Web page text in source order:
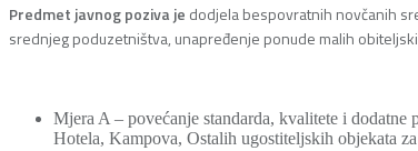
Predmet javnog poziva je dodjela bespovratnih novčanih
srednjeg poduzetništva, unapređenje ponude malih
Mjera A – povećanje standarda, kvalitete i
Hotela, Kampova, Ostalih ugostiteljskih objekata